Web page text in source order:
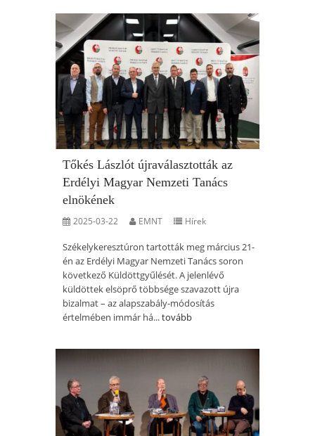
Tőkés Lászlót újraválasztották az
Erdélyi Magyar Nemzeti Tanács
elnökének
2025-03-22 EMNT Hírek
Székelykeresztúron tartották meg március 21-
én az Erdélyi Magyar Nemzeti Tanács soron
következő Küldöttgyűlését. A jelenlévő
küldöttek elsöprő többsége szavazott újra
bizalmat – az alapszabály-módosítás
értelmében immár há...tovább